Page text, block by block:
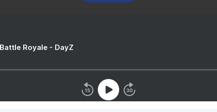
Royale - DayZ